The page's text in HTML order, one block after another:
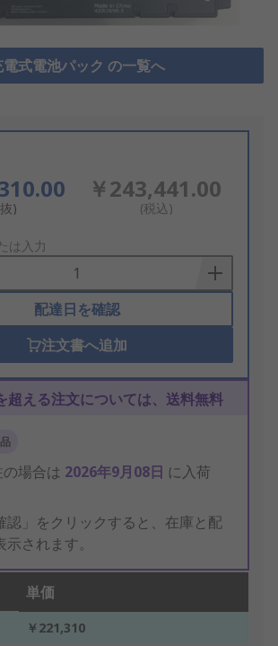
電式電池パック の一覧へ
)
￥243,441.00
(税込)
は入力
配達日を確認
注文書へ追加
超える注文については、送料無料
場合は 2026年9月08日 に入荷
認」をクリックすると、在庫と配
されます。
単価
￥221,310